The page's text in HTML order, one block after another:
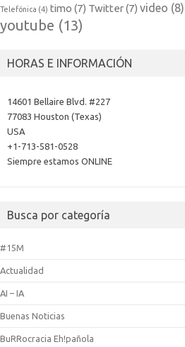
Telefónica (4) timo (7) Twitter(7) video (8)
youtube (13)
HORAS E INFORMACIÓN
14601 Bellaire Blvd. #227
77083 Houston (Texas)
USA
+1-713-581-0528
Siempre estamos ONLINE
Busca por categoría
#15M
Actualidad
AI – IA
Buenas Noticias
BuRRocracia Eh!pañola